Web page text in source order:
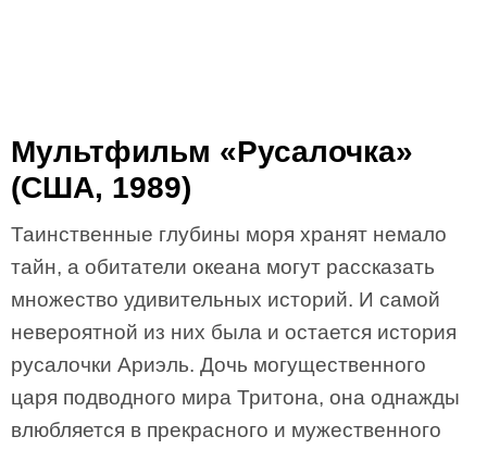
Мультфильм «Русалочка»
(США, 1989)
Таинственные глубины моря хранят немало
тайн, а обитатели океана могут рассказать
множество удивительных историй. И самой
невероятной из них была и остается история
русалочки Ариэль. Дочь могущественного
царя подводного мира Тритона, она однажды
влюбляется в прекрасного и мужественного